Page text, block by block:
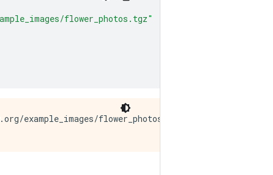
flower_photos.tgz"
example_images/flower_photos.tgz